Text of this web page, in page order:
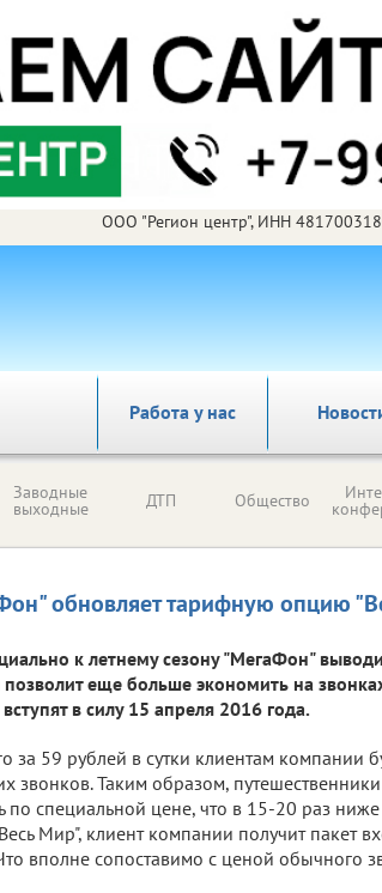
ООО "Регион центр", ИНН
Работа у нас
Заводные
выходные ДТП Общество
обновляет тарифную опцию
к летнему сезону "МегаФон"
позволит еще больше экономить на
в силу 15 апреля 2016 года.
за 59 рублей в сутки клиентам компании
звонков. Таким образом,
по специальной цене, что в 15-20 раз
Мир", клиент компании получит пакет
вполне сопоставимо с ценой обычного